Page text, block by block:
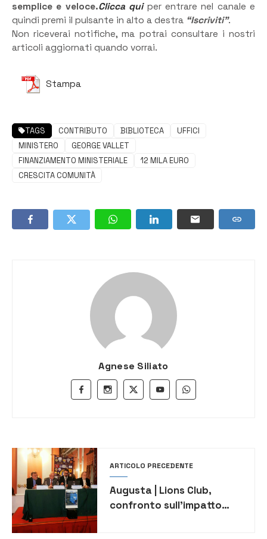
semplice e veloce.Clicca quiper entrare nel canale e
quindi premi il pulsante in alto a destra “Iscriviti”.
Non riceverai notifiche, ma potrai consultare i nostri
articoli aggiornati quando vorrai.
Stampa
TAGS CONTRIBUTO BIBLIOTECA
UFFICI
MINISTERO
GEORGE VALLET
FINANZIAMENTO MINISTERIALE
12 MILA EURO
CRESCITA COMUNITÀ
Agnese Siliato
ARTICOLO PRECEDENTE
Augusta | Lions Club,
confronto sull’impatto